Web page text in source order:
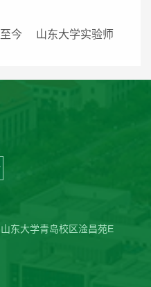
山东大学实验师
东大学青岛校区淦昌苑E